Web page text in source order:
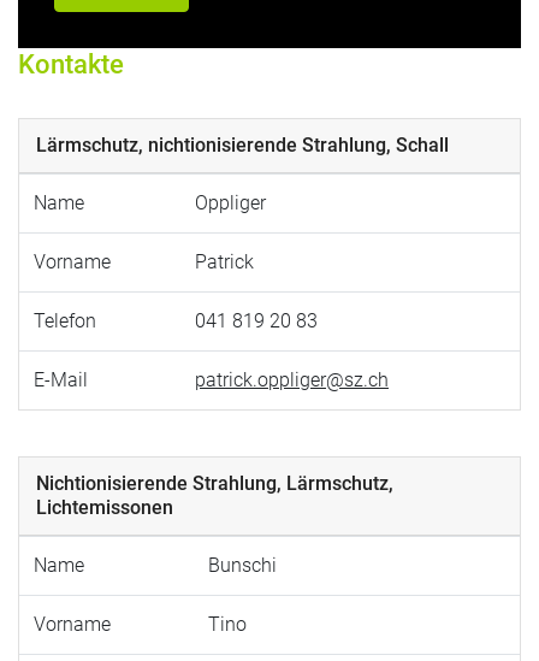
Kontakte
Lärmschutz, nichtionisierende Strahlung, Schall
Name Oppliger
Vorname Patrick
Telefon 041 819 20 83
E-Mail patrick.oppliger@sz.ch
Nichtionisierende Strahlung, Lärmschutz,
Lichtemissonen
Name Bunschi
Vorname Tino